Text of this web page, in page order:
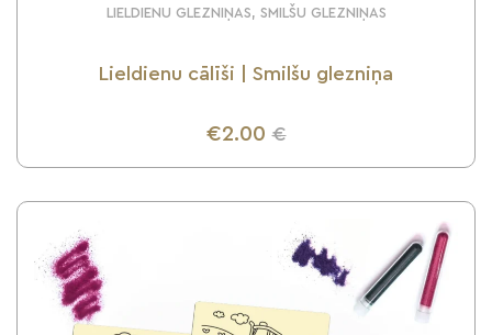
LIELDIENU GLEZNIŅAS, SMILŠU GLEZNIŅAS
Lieldienu cālīši | Smilšu glezniņa
€2.00 €
UZZINI VAIRĀK